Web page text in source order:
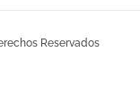
Reservados